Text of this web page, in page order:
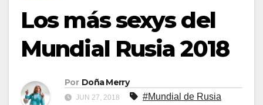
Los más sexys del
Mundial Rusia 2018
Por Doña Merry
JUN 27, 2018
#Mundial de Rusia